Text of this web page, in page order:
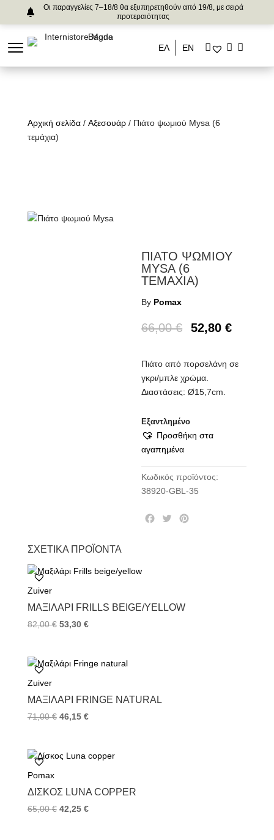
Οι παραγγελίες 7–18/8 θα εξυπηρετηθούν από 19/8, με σειρά
προτεραιότητας
ΕΛ ΕΝ
Αρχική σελίδα/ Αξεσουάρ/ Πιάτο ψωμιού Mysa (6
τεμάχια)
ΠΙΑΤΟ ΨΩΜΙΟΥ
MYSA (6
ΤΕΜΑΧΙΑ)
By Pomax
66,00€ 52,80€
Πιάτο από πορσελάνη σε
γκρι/μπλε χρώμα.
Διαστάσεις: Ø15,7cm.
Εξαντλημένο
Προσθήκη στα
αγαπημένα
Κωδικός προϊόντος:
38920-GBL-35
k
T
ΣΧΕΤΙΚΆ ΠΡΟΪΌΝΤΑ
Zuiver
ΜΑΞΙΛΆΡΙ FRILLS BEIGE/YELLOW
82,00€ 53,30 €
Zuiver
ΜΑΞΙΛΆΡΙ FRINGE NATURAL
71,00€ 46,15 €
Pomax
ΔΊΣΚΟΣ LUNA COPPER
65,00€ 42,25 €